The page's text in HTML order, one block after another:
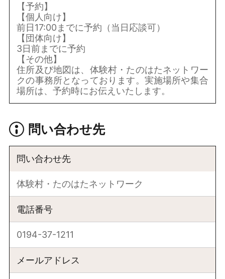
【予約】
【個人向け】
前日17:00までに予約（当日応談可）
【団体向け】
3日前までに予約
【その他】
住所及び地図は、体験村・たのはたネットワー
クの事務所となっております。実施場所や集合
場所は、予約時にお伝えいたします。
問い合わせ先
問い合わせ先
体験村・たのはたネットワーク
電話番号
0194-37-1211
メールアドレス